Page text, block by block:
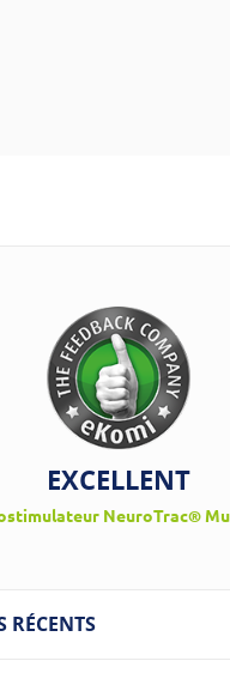
EXCELLENT
NeuroTrac®
RÉCENTS